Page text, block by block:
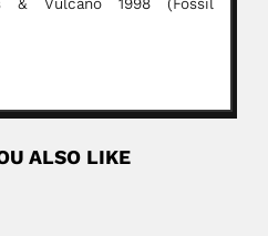
ALSO LIKE